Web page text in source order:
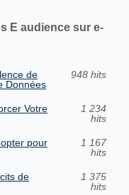
E audience sur e-
de
Données
948 hits
Votre
1 234
hits
pour
1 167
hits
de
1 375
hits